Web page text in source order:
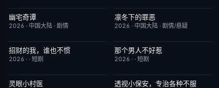
更新至第14集
幽宅奇谭
2026 · 中国大陆 · 剧情
更新至第16集
凛冬下的罪恶
2026 · 中国大陆 · 剧情/悬疑
完结
招财的我，谁也不惯
2026 · · 短剧
完结
那个男人不好惹
2026 · · 短剧
完结
灵眼小村医 完结
透视小保安，专治各种不服